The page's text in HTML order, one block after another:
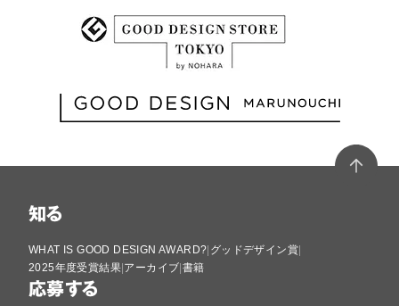
知る
WHAT IS GOOD DESIGN AWARD? グッドデザイン賞
2025年度受賞結果 アーカイブ 書籍
応募する